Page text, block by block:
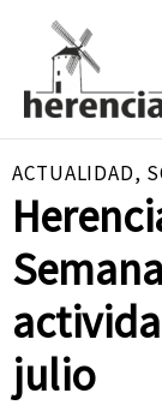
contenido
ACTUALIDAD,
julio